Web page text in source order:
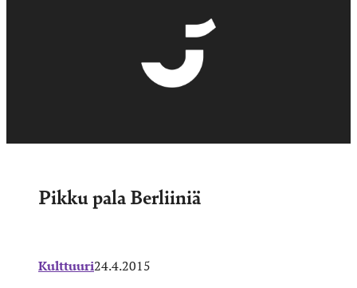
Pikku pala Berliiniä
Kulttuuri24.4.2015